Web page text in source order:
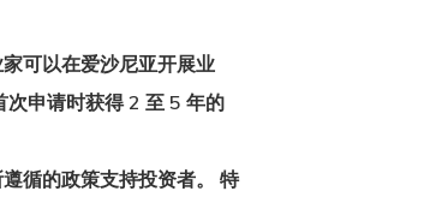
可以在爱沙尼亚开展业
次申请时获得 2 至 5 年的
循的政策支持投资者。 特